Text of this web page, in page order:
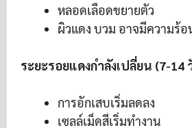
หลอดเลือดขยายตัว
ผิวแดง บวม อาจมีความร้อ
ระยะรอยแดงกำลังเปลี่ยน (7-14
การอักเสบเริ่มลดลง
เซลล์เม็ดสีเริ่มทำงาน